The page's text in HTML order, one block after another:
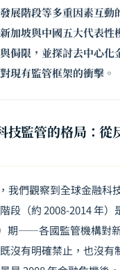
展階段等多重因素互動
加坡與中國五大代表性
侷限，並探討去中心
現有監管框架的衝擊。
技監管的格局：從
我們觀察到全球金融科
段（約 2008-2014 年）
期——各國監管機構對
沒有明確禁止，也沒有